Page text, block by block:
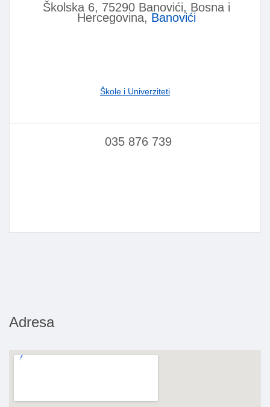
Školska 6, 75290 Banovići, Bosna i
Hercegovina, Banovići
Škole i Univerziteti
035 876 739
Adresa